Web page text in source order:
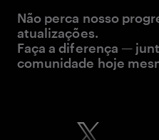
Não perca nosso
atualizações.
Faça a diferença —
comunidade hoje